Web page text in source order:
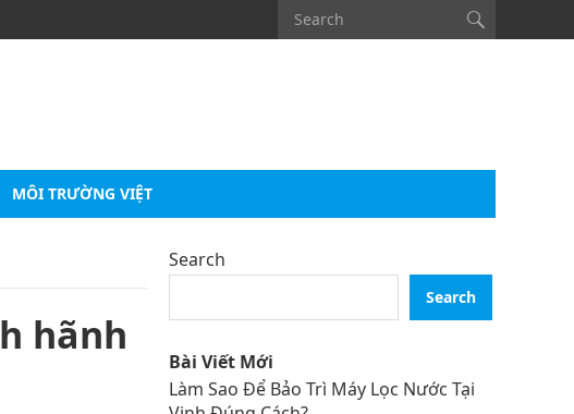
MÔI TRƯỜNG VIỆT
hãnh
Search
Search
Bài Viết Mới
Làm Sao Để Bảo Trì Máy Lọc Nước Tại